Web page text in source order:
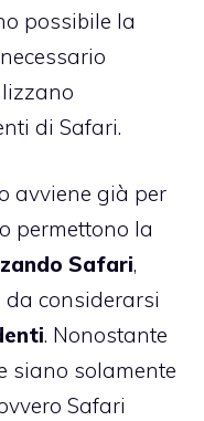
possibile la
di Safari.
avviene già per
permettono la
Safari,
considerarsi
. Nonostante
siano solamente
ovvero Safari